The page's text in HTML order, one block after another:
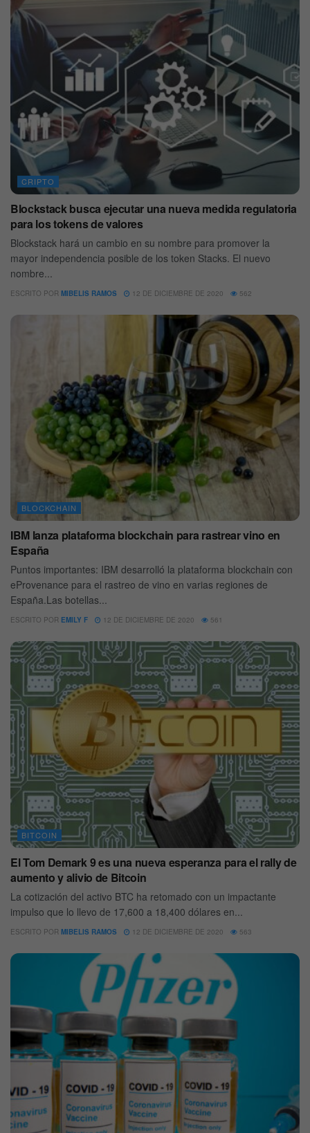
CRIPTO
Blockstack busca ejecutar una nueva medida regulatoria
para los tokens de valores
Blockstack hará un cambio en su nombre para promover la
mayor independencia posible de los token Stacks. El nuevo
nombre...
ESCRITO POR MIBELIS RAMOS 12 DE DICIEMBRE DE 2020 562
BLOCKCHAIN
IBM lanza plataforma blockchain para rastrear vino en
España
Puntos importantes: IBM desarrolló la plataforma blockchain con
eProvenance para el rastreo de vino en varias regiones de
España.Las botellas...
ESCRITO POR EMILY F 12 DE DICIEMBRE DE 2020 561
BITCOIN
El Tom Demark 9 es una nueva esperanza para el rally de
aumento y alivio de Bitcoin
La cotización del activo BTC ha retomado con un impactante
impulso que lo llevo de 17,600 a 18,400 dólares en...
ESCRITO POR MIBELIS RAMOS 12 DE DICIEMBRE DE 2020 563